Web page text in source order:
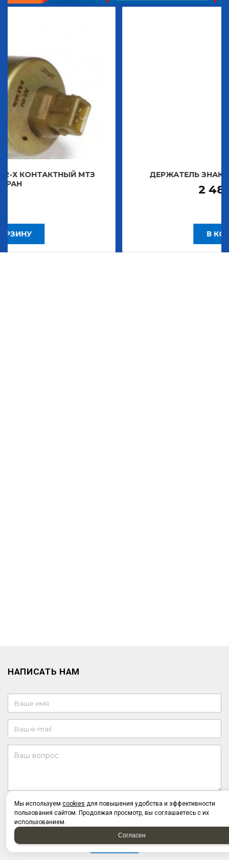
МТЗ ДЕРЖАТЕЛЬ ЗНАКА
Р
НАПИСАТЬ НАМ
Отправляя форму, я соглашаюсь cполитикой
конфиденциальности
Отправляя форму, я даю согласие на
персональных данных
Мы используем cookies для повышения удобства и эффективности
пользования сайтом. Продолжая просмотр, вы соглашаетесь с их
использованием.
Согласен